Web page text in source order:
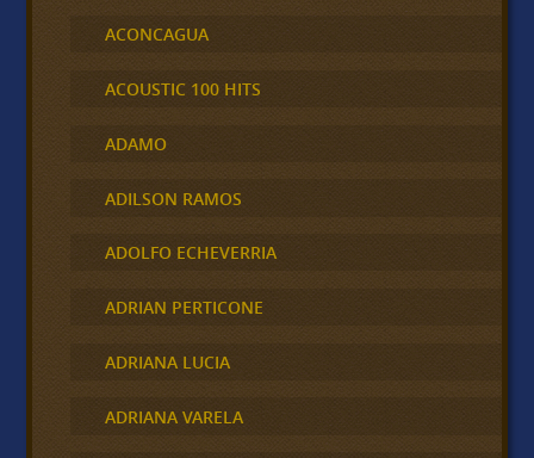
ACONCAGUA
ACOUSTIC 100 HITS
ADAMO
ADILSON RAMOS
ADOLFO ECHEVERRIA
ADRIAN PERTICONE
ADRIANA LUCIA
ADRIANA VARELA